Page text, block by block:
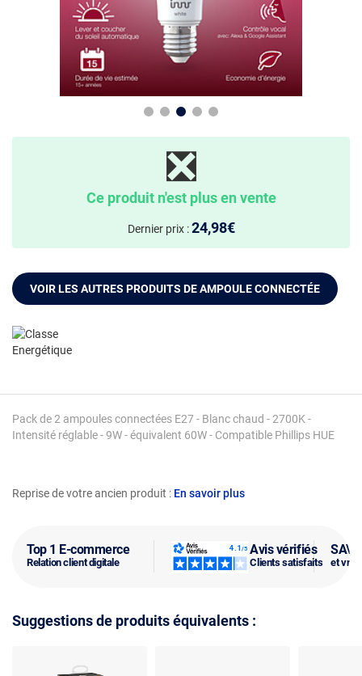
Top 1 E-commerce
Relation client digitale
Avis vérifiés
Clients satisfaits
SAV
et
Reprise de votre ancien produit : En savoir plus
Pack de 2 ampoules connectées E27 - Blanc chaud - 2700K -
Intensité réglable - 9W - équivalent 60W - Compatible Phillips HUE
❎
Ce produit n'est plus en vente
Dernier prix :24,98€
VOIR LES AUTRES PRODUITS DE AMPOULE CONNECTÉE
Suggestions de produits équivalents :